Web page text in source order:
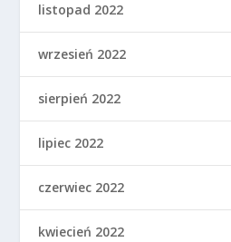
listopad 2022
wrzesień 2022
sierpień 2022
lipiec 2022
czerwiec 2022
kwiecień 2022